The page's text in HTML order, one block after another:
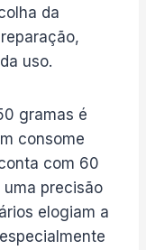
da
uso.
gramas é
consome
com 60
precisão
elogiam a